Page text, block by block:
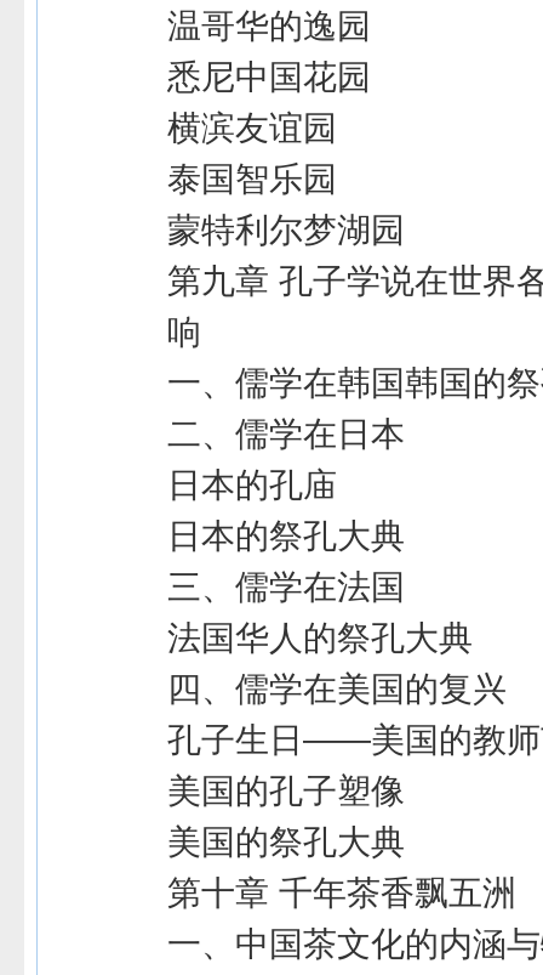
温哥华的逸园
悉尼中国花园
横滨友谊园
泰国智乐园
蒙特利尔梦湖园
第九章 孔子学说在世界
响
一、儒学在韩国韩国的
二、儒学在日本
日本的孔庙
日本的祭孔大典
三、儒学在法国
法国华人的祭孔大典
四、儒学在美国的复兴
孔子生日――美国的教
美国的孔子塑像
美国的祭孔大典
第十章 千年茶香飘五洲
一、中国茶文化的内涵